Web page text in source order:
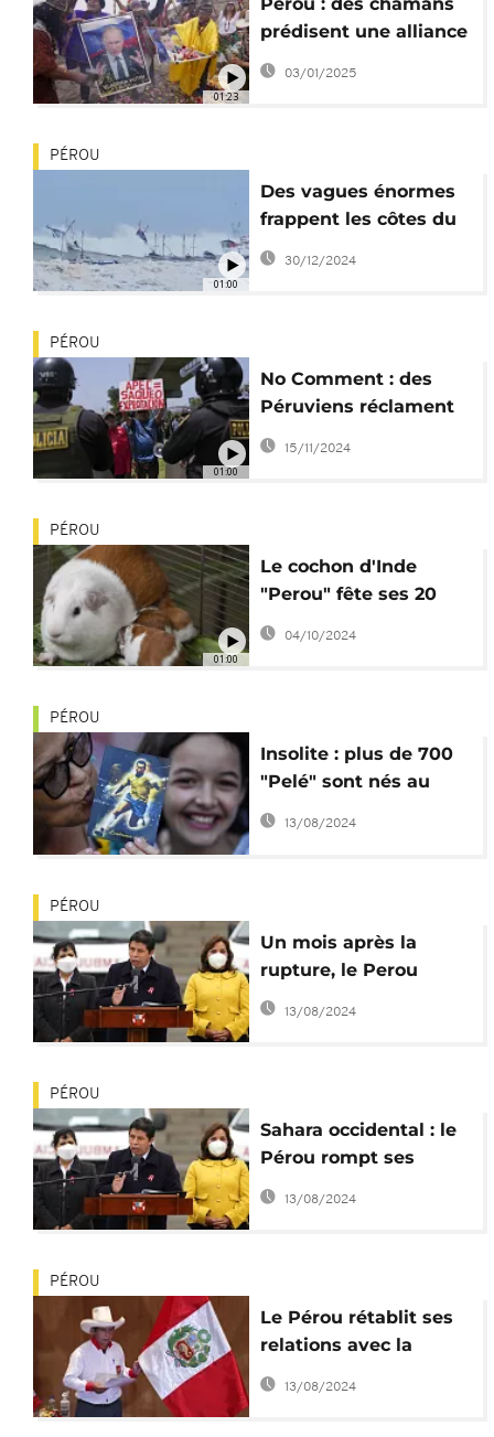
01:23
prédisent une alliance
Poutine-Trump pour
2025
03/01/2025
01:00
PÉROU
Des vagues énormes
frappent les côtes du
Pérou
30/12/2024
01:00
PÉROU
No Comment : des
Péruviens réclament
justice et disent non à
l'APEC
15/11/2024
01:00
PÉROU
Le cochon d'Inde
"Perou" fête ses 20
ans
04/10/2024
PÉROU
Insolite : plus de 700
"Pelé" sont nés au
Pérou en 2022
13/08/2024
PÉROU
Un mois après la
rupture, le Perou
renoue ses liens avec
le Polisario
13/08/2024
PÉROU
Sahara occidental : le
Pérou rompt ses
relations avec le
Polisario
13/08/2024
PÉROU
Le Pérou rétablit ses
relations avec la
République sahraouie
13/08/2024